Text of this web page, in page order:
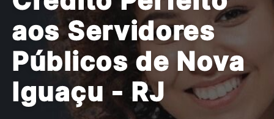
aos Servidores
Públicos de Nova
Iguaçu - RJ